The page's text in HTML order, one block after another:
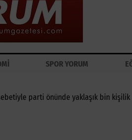
SPOR YORUM
parti önünde yaklaşık bin